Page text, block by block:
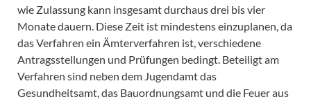
wie Zulassung kann insgesamt durchaus drei bis vier
Monate dauern. Diese Zeit ist mindestens einzuplanen, da
das Verfahren ein Ämterverfahren ist, verschiedene
Antragsstellungen und Prüfungen bedingt. Beteiligt am
Verfahren sind neben dem Jugendamt das
Gesundheitsamt, das Bauordnungsamt und die Feuer aus